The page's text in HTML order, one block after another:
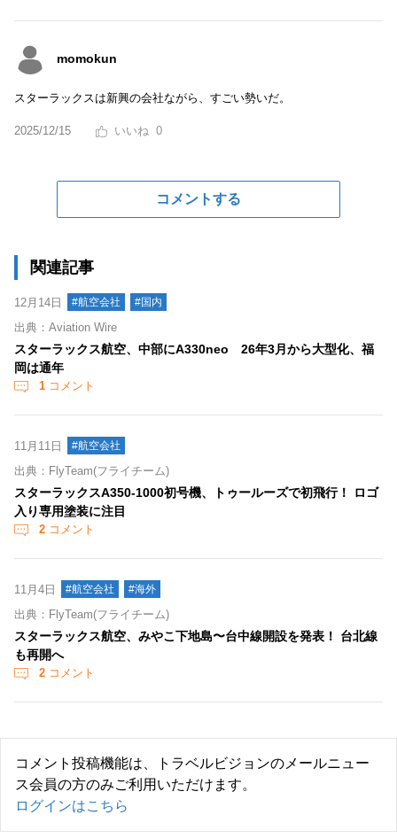
momokun
スターラックスは新興の会社ながら、すごい勢いだ。
2025/12/15 0
コメントする
関連記事
12月14日 #航空会社 #国内
出典：Aviation Wire
スターラックス航空、中部にA330neo 26年3月から大型化、福
岡は通年
1 コメント
11月11日 #航空会社
出典：FlyTeam(フライチーム)
スターラックスA350-1000初号機、トゥールーズで初飛行！ ロゴ
入り専用塗装に注目
2 コメント
11月4日 #航空会社 #海外
出典：FlyTeam(フライチーム)
スターラックス航空、みやこ下地島〜台中線開設を発表！ 台北線
も再開へ
2 コメント
コメント投稿機能は、トラベルビジョンのメールニュー
ス会員の方のみご利用いただけます。
ログインはこちら